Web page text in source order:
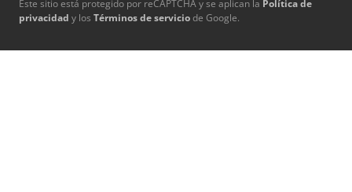
Este sitio está protegido por reCAPTCHA y se aplican la Política de
privacidad y los Términos de serviciode Google.